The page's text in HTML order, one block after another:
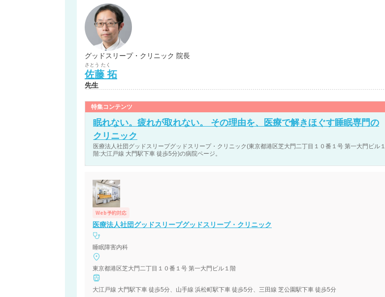
グッドスリープ・クリニック 院長
さとう たく
佐藤 拓
先生
特集コンテンツ
眠れない。疲れが取れない。 その理由を、医療で解きほぐす睡眠専門の
クリニック
医療法人社団グッドスリープグッドスリープ・クリニック(東京都港区芝大門二丁目１０番１号 第一大門ビル１
階:大江戸線 大門駅下車 徒歩5分)の病院ページ。
Web予約対応
医療法人社団グッドスリープグッドスリープ・クリニック
睡眠障害内科
東京都港区芝大門二丁目１０番１号 第一大門ビル１階
大江戸線 大門駅下車 徒歩5分、山手線 浜松町駅下車 徒歩5分、三田線 芝公園駅下車 徒歩5分